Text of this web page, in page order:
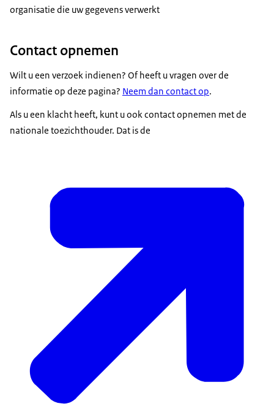
organisatie die uw gegevens verwerkt
Contact opnemen
Wilt u een verzoek indienen? Of heeft u vragen over de
informatie op deze pagina? Neem dan contact op.
Als u een klacht heeft, kunt u ook contact opnemen met de
nationale toezichthouder. Dat is de